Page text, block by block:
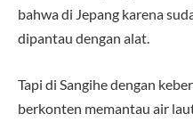
bahwa di Jepang karena
dipantau dengan alat.
Tapi di Sangihe dengan
berkonten memantau air